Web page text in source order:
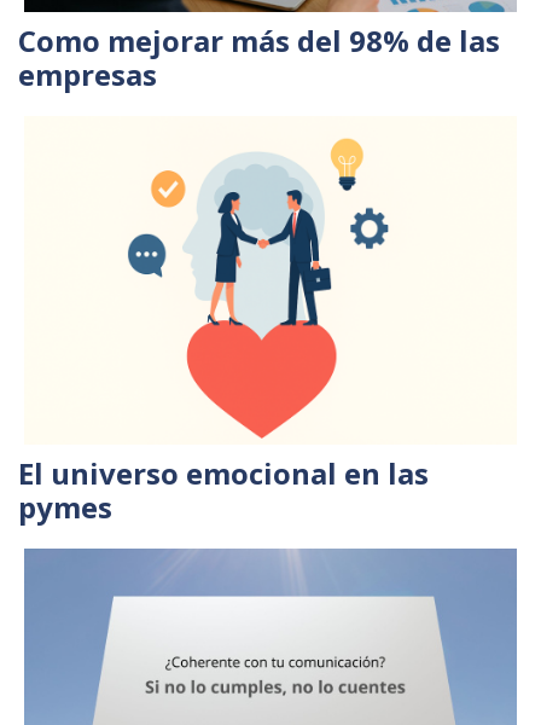
Como mejorar más del 98% de las
empresas
El universo emocional en las
pymes